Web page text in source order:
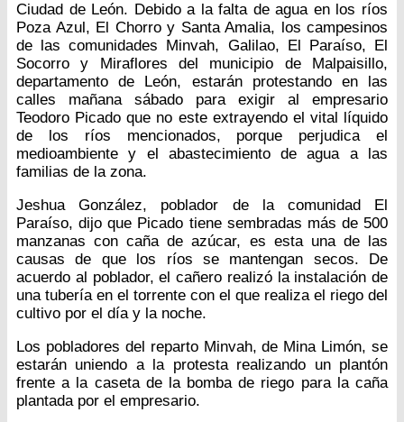
Ciudad de León. Debido a la falta de agua en los ríos
Poza Azul, El Chorro y Santa Amalia, los campesinos
de las comunidades Minvah, Galilao, El Paraíso, El
Socorro y Miraflores del municipio de Malpaisillo,
departamento de León, estarán protestando en las
calles mañana sábado para exigir al empresario
Teodoro Picado que no este extrayendo el vital líquido
de los ríos mencionados, porque perjudica el
medioambiente y el abastecimiento de agua a las
familias de la zona.
Jeshua González, poblador de la comunidad El
Paraíso, dijo que Picado tiene sembradas más de 500
manzanas con caña de azúcar, es esta una de las
causas de que los ríos se mantengan secos. De
acuerdo al poblador, el cañero realizó la instalación de
una tubería en el torrente con el que realiza el riego del
cultivo por el día y la noche.
Los pobladores del reparto Minvah, de Mina Limón, se
estarán uniendo a la protesta realizando un plantón
frente a la caseta de la bomba de riego para la caña
plantada por el empresario.